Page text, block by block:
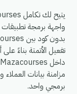
مزامنة بيانات
برمجي واحد.